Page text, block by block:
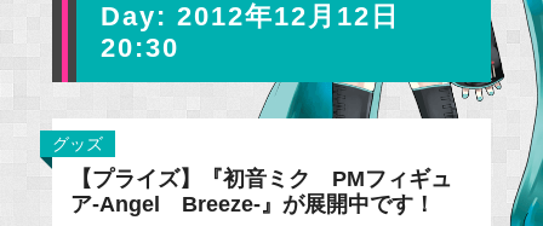
Day: 2012年12月12日
20:30
グッズ
【プライズ】『初音ミク PMフィギュ
ア-Angel Breeze-』が展開中です！